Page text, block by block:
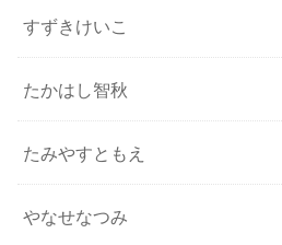
すずきけいこ
たかはし智秋
たみやすともえ
やなせなつみ